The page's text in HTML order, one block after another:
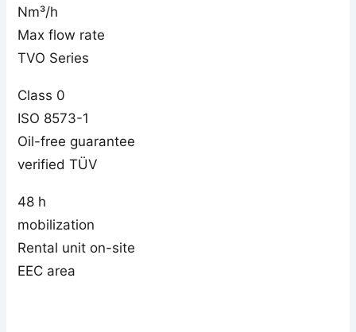
Nm³/h
Max flow rate
TVO Series
Class 0
ISO 8573-1
Oil-free guarantee
verified TÜV
48 h
mobilization
Rental unit on-site
EEC area